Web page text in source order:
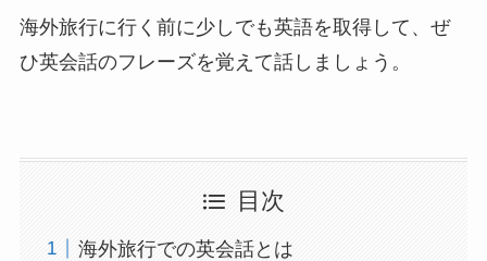
海外旅行に行く前に少しでも英語を取得して、ぜ
ひ英会話のフレーズを覚えて話しましょう。
目次
海外旅行での英会話とは